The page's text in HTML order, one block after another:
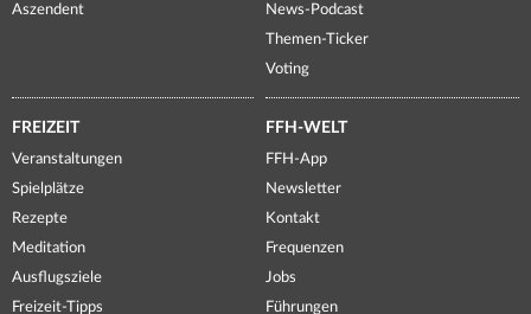
Aszendent
News-Podcast
Themen-Ticker
Voting
FREIZEIT
Veranstaltungen
Spielplätze
Rezepte
Meditation
Ausflugsziele
Freizeit-Tipps
FFH-WELT
FFH-App
Newsletter
Kontakt
Frequenzen
Jobs
Führungen